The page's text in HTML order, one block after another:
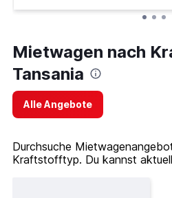
Mietwagen nach
Tansania
Alle Angebote
Durchsuche
Kraftstofftyp. Du kannst